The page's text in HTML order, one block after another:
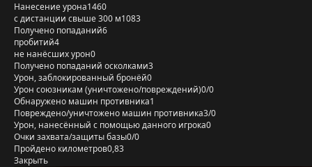
Нанесение урона1460
с дистанции свыше 300 м1083
Получено попаданий6
пробитий4
не нанёсших урон0
Получено попаданий осколками3
Урон, заблокированный бронёй0
Урон союзникам (уничтожено/повреждений)0/0
Обнаружено машин противника1
Повреждено/уничтожено машин противника3/0
Урон, нанесённый с помощью данного игрока0
Очки захвата/защиты базы0/0
Пройдено километров0,83
Закрыть